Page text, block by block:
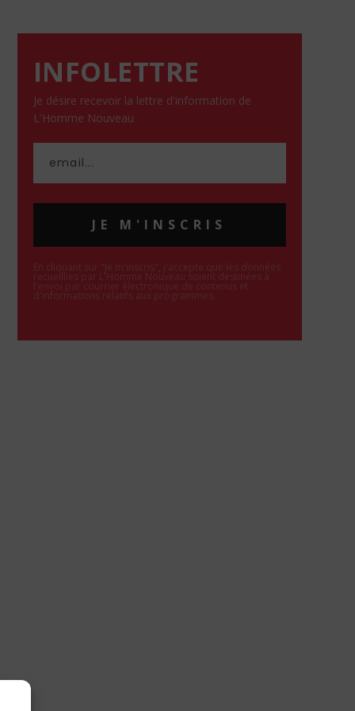
INFOLETTRE
Je désire recevoir la lettre d'information de
L'Homme Nouveau
JE M'INSCRIS
En cliquant sur "Je m'inscris", j'accepte que les données
recueillies par L'Homme Nouveau soient destinées à
l'envoi par courrier électronique de contenus et
d'informations relatifs aux programmes.